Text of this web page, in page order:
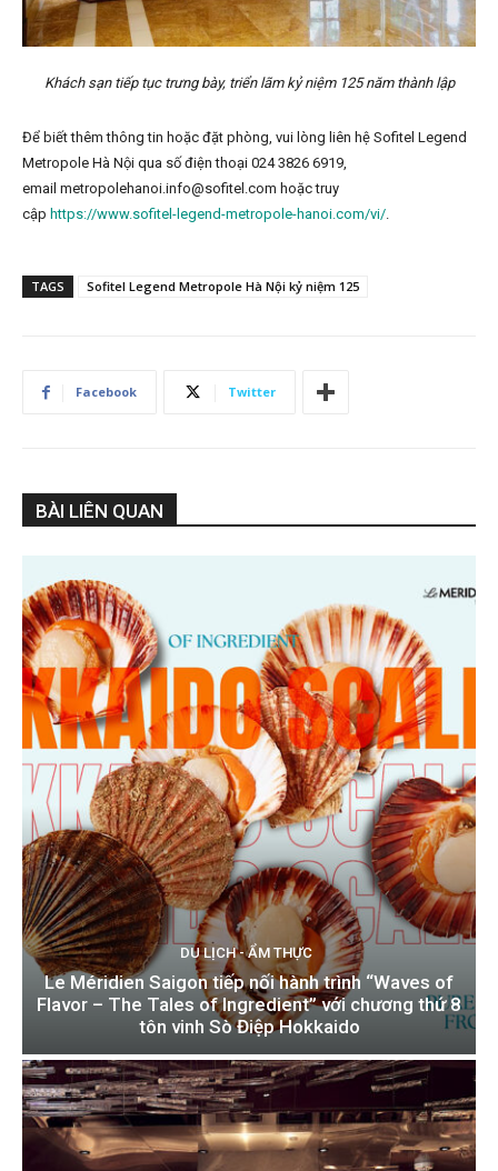
Khách sạn tiếp tục trưng bày, triển lãm kỷ niệm 125 năm thành lập
Để biết thêm thông tin hoặc đặt phòng, vui lòng liên hệ Sofitel Legend
Metropole Hà Nội qua số điện thoại 024 3826 6919,
email metropolehanoi.info@sofitel.com hoặc truy
cập https://www.sofitel-legend-metropole-hanoi.com/vi/.
TAGS Sofitel Legend Metropole Hà Nội kỷ niệm 125
Facebook Twitter
BÀI LIÊN QUAN
DU LỊCH - ẨM THỰC
Le Méridien Saigon tiếp nối hành trình “Waves of
Flavor – The Tales of Ingredient” với chương thứ 8
tôn vinh Sò Điệp Hokkaido